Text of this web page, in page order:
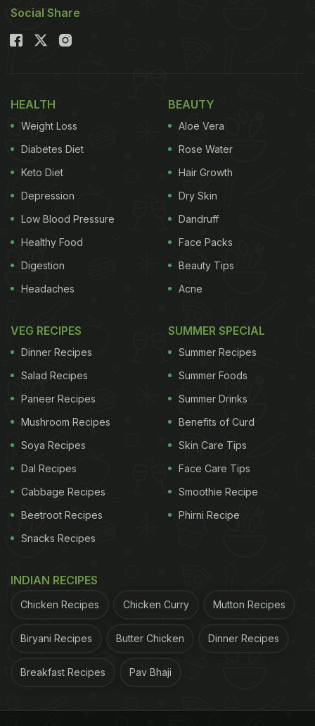
Social Share
HEALTH
Weight Loss
Diabetes Diet
Keto Diet
Depression
Low Blood Pressure
Healthy Food
Digestion
Headaches
BEAUTY
Aloe Vera
Rose Water
Hair Growth
Dry Skin
Dandruff
Face Packs
Beauty Tips
Acne
VEG RECIPES
Dinner Recipes
Salad Recipes
Paneer Recipes
Mushroom Recipes
Soya Recipes
Dal Recipes
Cabbage Recipes
Beetroot Recipes
Snacks Recipes
SUMMER SPECIAL
Summer Recipes
Summer Foods
Summer Drinks
Benefits of Curd
Skin Care Tips
Face Care Tips
Smoothie Recipe
Phirni Recipe
INDIAN RECIPES
Chicken Recipes Chicken Curry Mutton Recipes
Biryani Recipes Butter Chicken Dinner Recipes
Breakfast Recipes Pav Bhaji